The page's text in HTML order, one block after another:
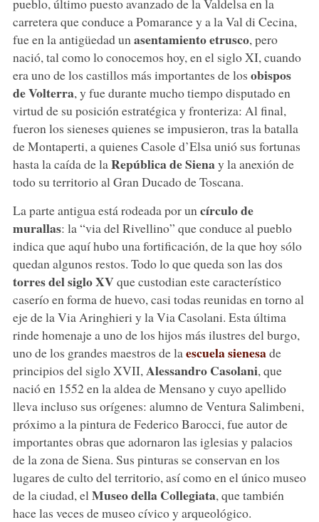
carretera que conduce a Pomarance y a la Val di Cecina,
fue en la antigüedad unasentamiento etrusco, pero
nació, tal como lo conocemos hoy, en el siglo XI, cuando
era uno de los castillos más importantes de los obispos
de Volterra, y fue durante mucho tiempo disputado en
virtud de su posición estratégica y fronteriza: Al final,
fueron los sieneses quienes se impusieron, tras la batalla
de Montaperti, a quienes Casole d’Elsa unió sus fortunas
hasta la caída de la República de Sienay la anexión de
todo su territorio al Gran Ducado de Toscana.
La parte antigua está rodeada por un círculo de
murallas: la “via del Rivellino” que conduce al pueblo
indica que aquí hubo una fortificación, de la que hoy sólo
quedan algunos restos. Todo lo que queda son las dos
torres del siglo XVque custodian este característico
caserío en forma de huevo, casi todas reunidas en torno al
eje de la Via Aringhieri y la Via Casolani. Esta última
rinde homenaje a uno de los hijos más ilustres del burgo,
uno de los grandes maestros de la escuela sienesade
principios del siglo XVII, Alessandro Casolani, que
nació en 1552 en la aldea de Mensano y cuyo apellido
lleva incluso sus orígenes: alumno de Ventura Salimbeni,
próximo a la pintura de Federico Barocci, fue autor de
importantes obras que adornaron las iglesias y palacios
de la zona de Siena. Sus pinturas se conservan en los
lugares de culto del territorio, así como en el único museo
de la ciudad, el Museo della Collegiata, que también
hace las veces de museo cívico y arqueológico.